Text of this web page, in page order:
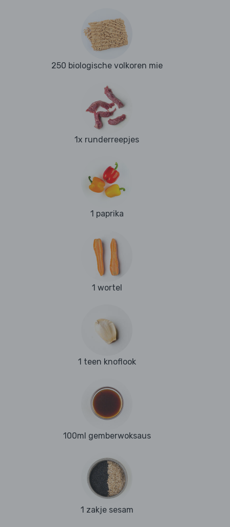
250 biologische volkoren mie
1x runderreepjes
1 paprika
1 wortel
1 teen knoflook
100ml gemberwoksaus
1 zakje sesam